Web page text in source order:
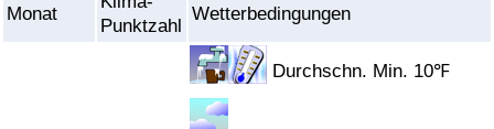
Monat
Punktzahl
Wetterbedingungen
Durchschn. Min. 10℉
Gesundheitsversorgungs-Index nach Land
Umweltverschmutzung